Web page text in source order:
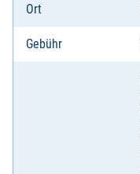
Ort
Gebühr